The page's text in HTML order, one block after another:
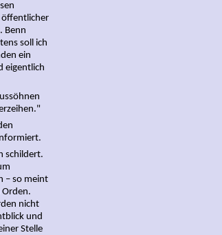
öffentlicher
Benn
soll ich
ein
eigentlich
schildert.
– so meint
Orden.
nicht
und
Stelle